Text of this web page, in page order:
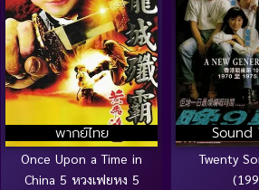
พากย์ไทย
Once Upon a Time in
China 5 หวงเฟยหง 5
Sound
Twenty